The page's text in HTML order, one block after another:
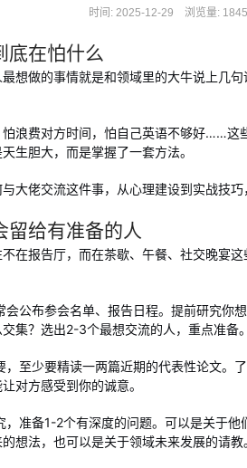
时间: 2025-12-29 浏览量:
底在怕什么
想做的事情就是和领域里的大牛说上几
浪费对方时间，怕自己英语不够好……这
生胆大，而是掌握了一套方法。
大佬交流这件事，从心理建设到实战技巧
留给有准备的人
在报告厅，而在茶歇、午餐、社交晚宴
会公布参会名单、报告日程。提前研究你
集？选出2-3个最想交流的人，重点准备。
，至少要精读一两篇近期的代表性论文。
对方感受到你的诚意。
，准备1-2个有深度的问题。可以是关于
想法，也可以是关于领域未来发展的请教